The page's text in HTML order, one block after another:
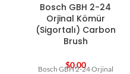
Bosch GBH 2-24
Orjinal Kömür
(Sigortalı) Carbon
Brush
$0,00
Bosch GBH 2-24 Orjinal